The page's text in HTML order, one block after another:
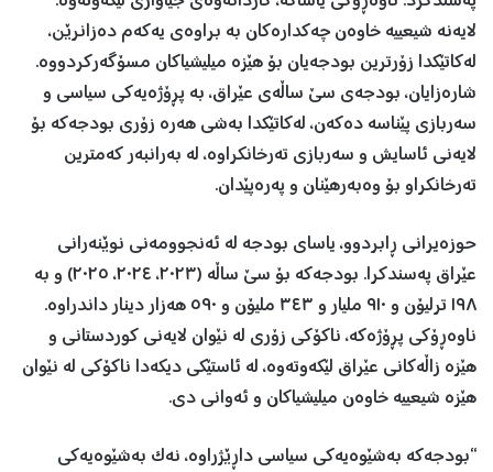
لایەنە شیعییە خاوەن چەكدارەكان بە براوەی یەكەم دەزانرێن،
لەکاتێکدا زۆرترین بودجەیان بۆ هێزە میلیشیاکان مسۆگەرکردووە.
شارەزایان، بودجەی سێ ساڵەی عێراق، بە پڕۆژەیەکی سیاسی و
سەربازی پێناسە دەکەن، لەکاتێکدا بەشی هەرە زۆری بودجەکە بۆ
لایەنی ئاسایش و سەربازی تەرخانکراوە، لە بەرانبەر کەمترین
تەرخانکراو بۆ وەبەرهێنان و پەرەپێدان.
حوزەیرانی ڕابردوو، یاسای بودجە لە ئەنجوومەنی نوێنەرانی
عێراق پەسندکرا. بودجەکە بۆ سێ ساڵە (٢٠٢٣، ٢٠٢٤، ٢٠٢٥) و بە
١٩٨ ترلیۆن و ٩١٠ ملیار و ٣٤٣ ملیۆن و ٥٩٠ هەزار دینار داندراوە.
ناوەڕۆکی پڕۆژەکە، ناکۆکی زۆری لە نێوان لایەنی کوردستانی و
هێزە زاڵەکانی عێراق لێکەوتەوە، لە ئاستێکی دیکەدا ناکۆکی لە نێوان
هێزە شیعییە خاوەن میلیشیاکان و ئەوانی دی.
“بودجەكە بەشێوەیەكی سیاسی داڕێژراوە، نەک بەشێوەیەكی